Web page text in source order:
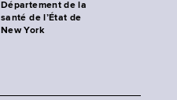
Département de la
santé de l’État de
New York